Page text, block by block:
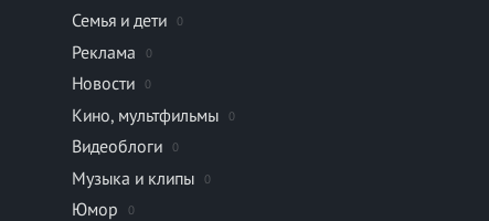
Семья и дети 0
Реклама 0
Новости 0
Кино, мультфильмы 0
Видеоблоги 0
Музыка и клипы 0
Юмор 0